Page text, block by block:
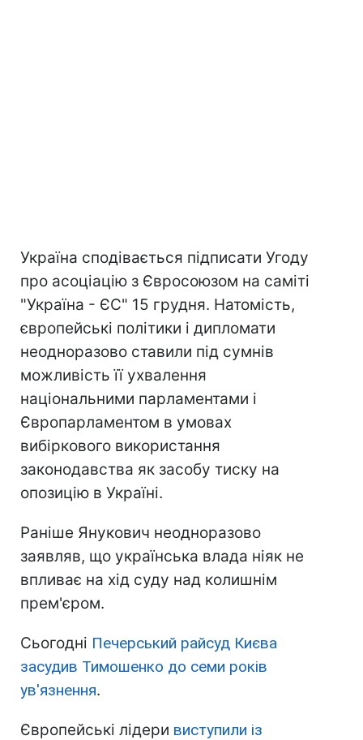
Україна сподівається підписати Угоду
про асоціацію з Євросоюзом на саміті
"Україна - ЄС" 15 грудня. Натомість,
європейські політики і дипломати
неодноразово ставили під сумнів
можливість її ухвалення
національними парламентами і
Європарламентом в умовах
вибіркового використання
законодавства як засобу тиску на
опозицію в Україні.
Раніше Янукович неодноразово
заявляв, що українська влада ніяк не
впливає на хід суду над колишнім
прем'єром.
Сьогодні Печерський райсуд Києва
засудив Тимошенко до семи років
ув'язнення.
Європейські лідери виступили із